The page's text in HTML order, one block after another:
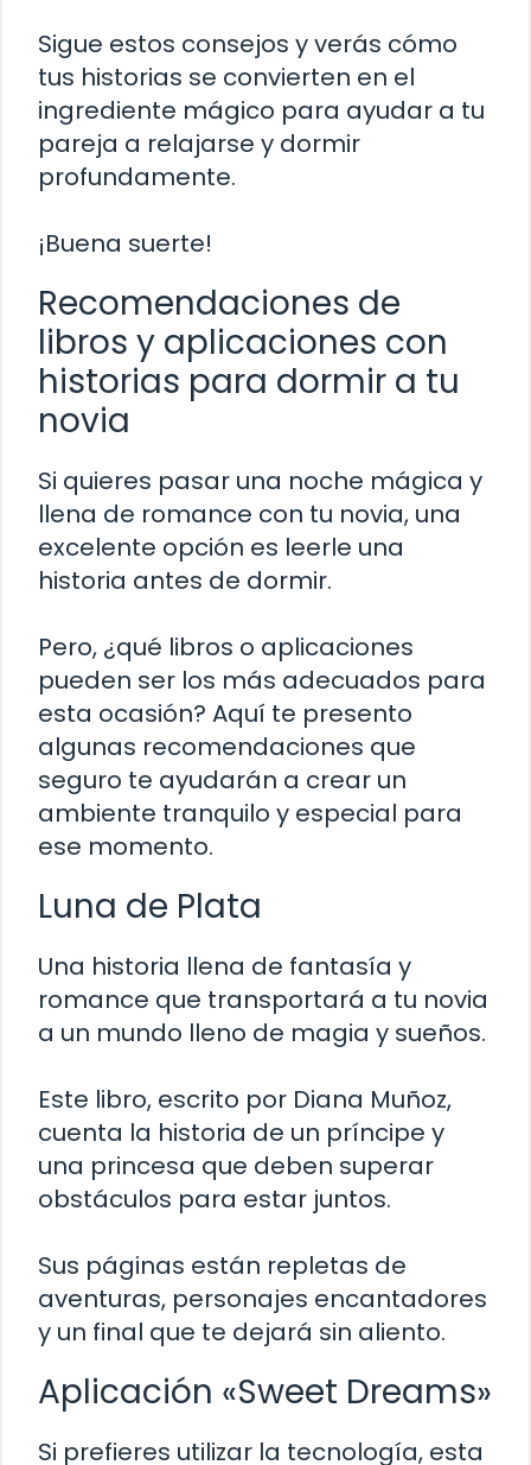
Sigue estos consejos y verás cómo
tus historias se convierten en el
ingrediente mágico para ayudar a tu
pareja a relajarse y dormir
profundamente.
¡Buena suerte!
Recomendaciones de
libros y aplicaciones con
historias para dormir a tu
novia
Si quieres pasar una noche mágica y
llena de romance con tu novia, una
excelente opción es leerle una
historia antes de dormir.
Pero, ¿qué libros o aplicaciones
pueden ser los más adecuados para
esta ocasión? Aquí te presento
algunas recomendaciones que
seguro te ayudarán a crear un
ambiente tranquilo y especial para
ese momento.
Luna de Plata
Una historia llena de fantasía y
romance que transportará a tu novia
a un mundo lleno de magia y sueños.
Este libro, escrito por Diana Muñoz,
cuenta la historia de un príncipe y
una princesa que deben superar
obstáculos para estar juntos.
Sus páginas están repletas de
aventuras, personajes encantadores
y un final que te dejará sin aliento.
Aplicación «Sweet Dreams»
Si prefieres utilizar la tecnología, esta